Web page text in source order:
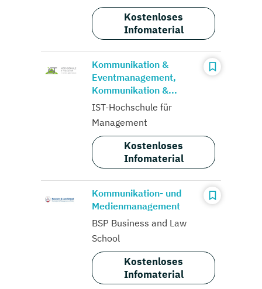
Kostenloses
Infomaterial
Kommunikation &
Eventmanagement,
Kommunikation &...
IST-Hochschule für
Management
Kostenloses
Infomaterial
Kommunikation- und
Medienmanagement
BSP Business and Law
School
Kostenloses
Infomaterial